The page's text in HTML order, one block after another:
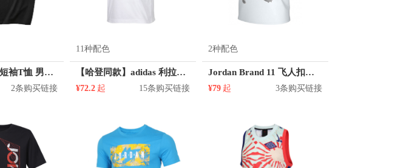
Skechers 运动短袖T恤 男女同款 L221U098
2条购买链接
11种配色
【哈登同款】adidas 利拉德哈登罗斯联名运动卡通印花圆领短袖T恤 男女同款 DX6948
¥72.2 起 15条购买链接
2种配色
Jordan Brand 11 飞人扣篮剪影运动短袖T恤 AT8926
¥79 起 3条购买链接